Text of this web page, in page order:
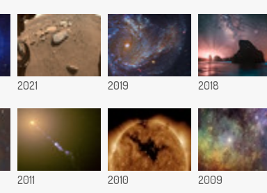
2021 2019 2018
2011 2010 2009